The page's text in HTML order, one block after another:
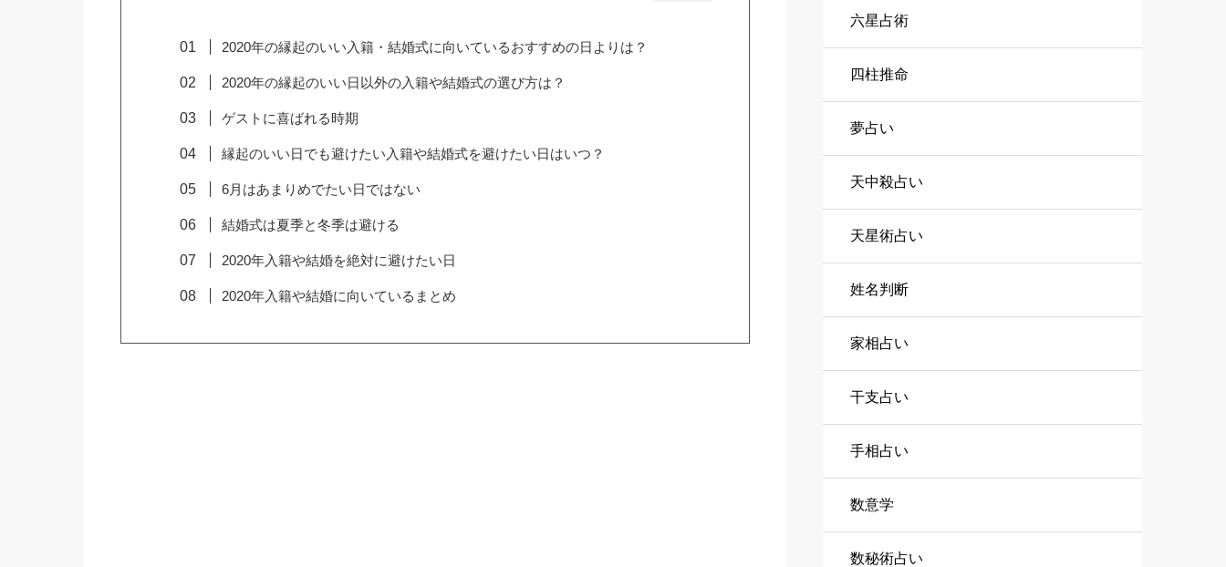
2020年の縁起のいい入籍・結婚式に向いているおすすめの日よりは？
2020年の縁起のいい日以外の入籍や結婚式の選び方は？
ゲストに喜ばれる時期
縁起のいい日でも避けたい入籍や結婚式を避けたい日はいつ？
6月はあまりめでたい日ではない
結婚式は夏季と冬季は避ける
2020年入籍や結婚を絶対に避けたい日
2020年入籍や結婚に向いているまとめ
六星占術
四柱推命
夢占い
天中殺占い
天星術占い
姓名判断
家相占い
干支占い
手相占い
数意学
数秘術占い